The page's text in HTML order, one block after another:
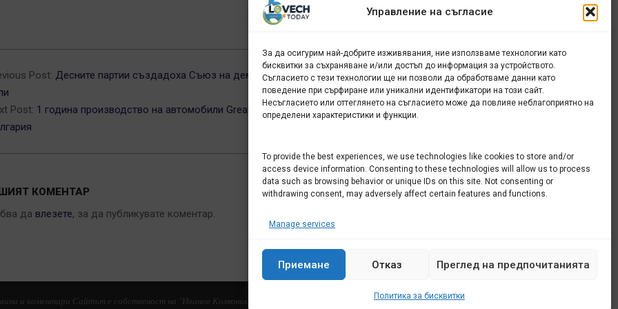
Управление на съгласие
За да осигурим най-добрите изживявания, ние използваме технологии като
бисквитки за съхраняване и/или достъп до информация за устройството.
Съгласието с тези технологии ще ни позволи да обработваме данни като
поведение при сърфиране или уникални идентификатори на този сайт.
Несъгласието или оттеглянето на съгласието може да повлияе неблагоприятно на
определени характеристики и функции.
To provide the best experiences, we use technologies like cookies to store and/or
access device information. Consenting to these technologies will allow us to process
data such as browsing behavior or unique IDs on this site. Not consenting or
withdrawing consent, may adversely affect certain features and functions.
Manage services
Приемане Отказ Преглед на предпочитанията
Политика за бисквитки
Post: Десните партии създадоха Съюз на демократичните
Post: 1 година производство на автомобили Great Wall в
КОМЕНТАР
да влезете, за да публикувате коментар.
и коментари Сайтът е собственост на "Иванов Комюникейшънс" ЕООД Всички права запазени